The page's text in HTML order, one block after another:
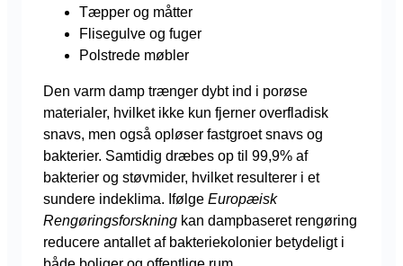
Tæpper og måtter
Flisegulve og fuger
Polstrede møbler
Den varm damp trænger dybt ind i porøse
materialer, hvilket ikke kun fjerner overfladisk
snavs, men også opløser fastgroet snavs og
bakterier. Samtidig dræbes op til 99,9% af
bakterier og støvmider, hvilket resulterer i et
sundere indeklima. Ifølge Europæisk
Rengøringsforskning kan dampbaseret rengøring
reducere antallet af bakteriekolonier betydeligt i